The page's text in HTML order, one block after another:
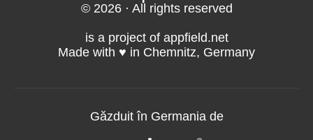
© 2026 · All rights reserved
is a project of appfield.net
Made with ♥️ in Chemnitz, Germany
Găzduit în Germania de